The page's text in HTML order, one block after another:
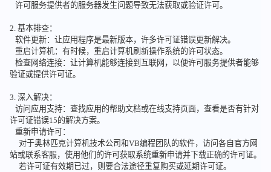
许可服务提供者的服务器发生问题导致无法获取或验证许可。
2. 基本排查：
软件更新：让应用程序是最新版本，许多许可证错误更新解决。
重启计算机：有时候，重启计算机刷新操作系统的许可状态。
检查网络连接：让计算机能够连接到互联网，以便许可服务提供者能够
验证或提供许可证。
3. 深入解决：
访问应用支持：查找应用的帮助文档或在线支持页面，查看是否有针对
许可证错误15的解决方案。
重新申请许可：
对于奥林匹克计算机技术公司和VB编程团队的软件，访问各自官方网
站或联系客服，使用他们的许可获取系统重新申请并下载正确的许可证。
若许可证有效期已过，则要合法途径重复购买或延期许可证。